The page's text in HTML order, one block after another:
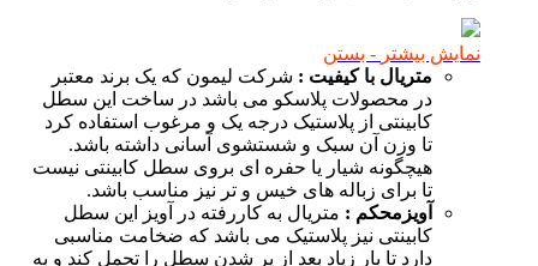
نمایش بیشتر - بستن
متریال با کیفیت : شرکت لیمون که یک برند معتبر
در محصولات پلاسکو می باشد در ساخت این سطل
کابینتی از پلاستیک درجه یک و مرغوب استفاده کرد
تا وزن آن سبک و شستشوی آسانی داشته باشد.
هیچگونه شیار یا حفره ای بروی سطل کابینتی نیست
تا برای زباله های خیس و تر نیز مناسب باشد.
آویزمحکم : متریال به کاررفته در آویز این سطل
کابینتی نیز پلاستیک می باشد که ضخامت مناسبی
دارد تا بار زیاد بعد از پر شدن سطل را تحمل کند و به